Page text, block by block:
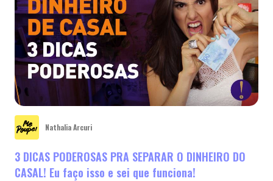
Nathalia Arcuri
3 DICAS PODEROSAS PRA SEPARAR O DINHEIRO DO
CASAL! Eu faço isso e sei que funciona!